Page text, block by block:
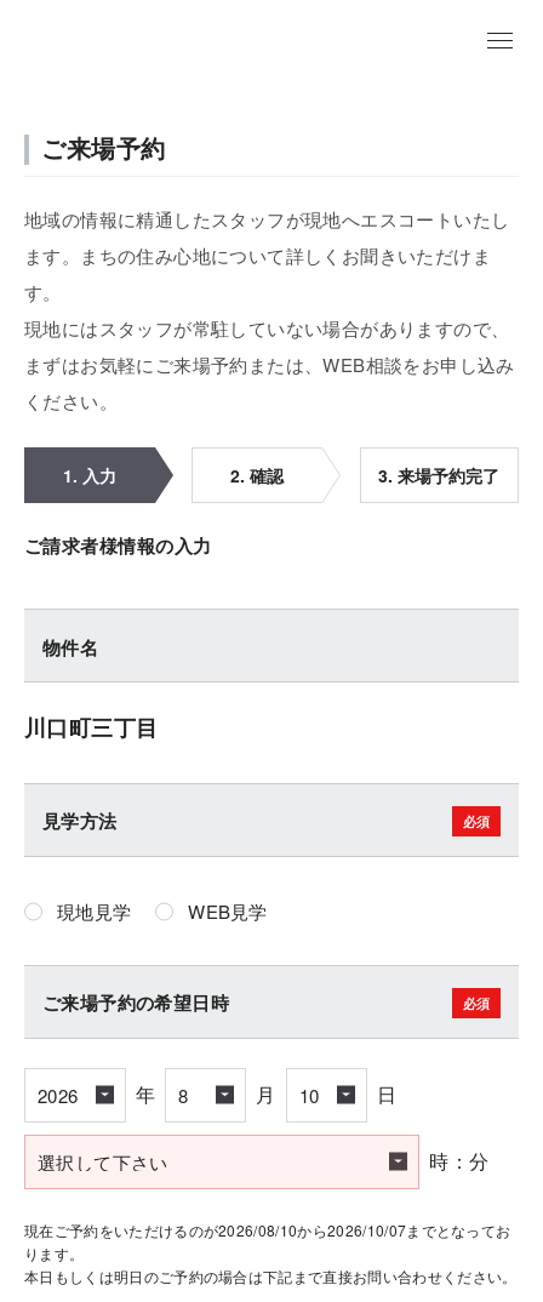
ご来場予約
地域の情報に精通したスタッフが現地へエスコートいたし
ます。まちの住み心地について詳しくお聞きいただけま
す。
現地にはスタッフが常駐していない場合がありますので、
まずはお気軽にご来場予約または、WEB相談をお申し込み
ください。
1. 入力 2. 確認 3. 来場予約完了
ご請求者様情報の入力
物件名
川口町三丁目
見学方法
現地見学 WEB見学
ご来場予約の希望日時
年 月 日
時：分
現在ご予約をいただけるのが2026/08/10から2026/10/07までとなってお
ります。
本日もしくは明日のご予約の場合は下記まで直接お問い合わせください。